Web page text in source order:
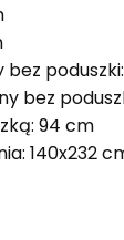
bez
bez
94 cm
140x232